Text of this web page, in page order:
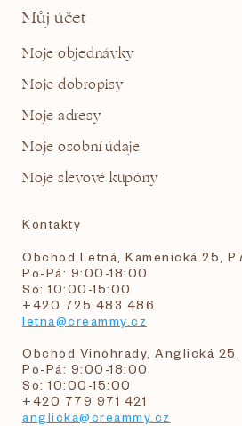
Můj účet
Moje objednávky
Moje dobropisy
Moje adresy
Moje osobní údaje
Moje slevové kupóny
Kontakty
Obchod Letná, Kamenická 25,
Po-Pá: 9:00-18:00
So: 10:00-15:00
+420 725 483 486
letna@creammy.cz
Obchod Vinohrady, Anglická 25,
Po-Pá: 9:00-18:00
So: 10:00-15:00
+420 779 971 421
anglicka@creammy.cz